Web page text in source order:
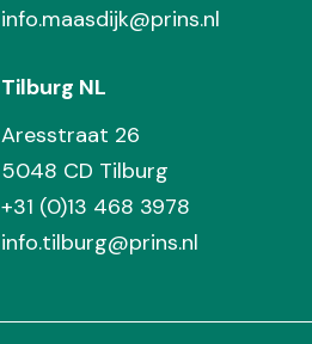
info.maasdijk@prins.nl
Tilburg NL
Aresstraat 26
5048 CD Tilburg
+31 (0)13 468 3978
info.tilburg@prins.nl